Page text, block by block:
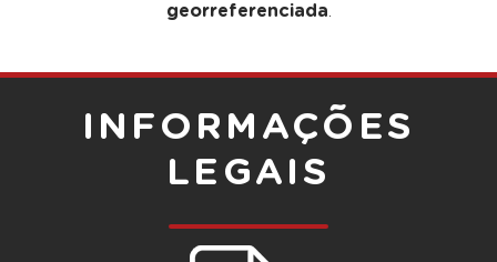
georreferenciada
INFORMAÇÕES
LEGAIS